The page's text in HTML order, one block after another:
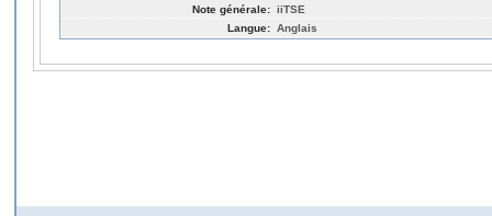
Note générale: iiTSE
Langue: Anglais